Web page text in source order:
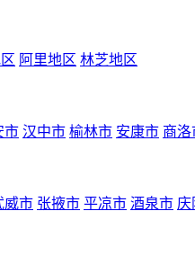
阿里地区 林芝地区
市 汉中市 榆林市 安康市 商洛
威市 张掖市 平凉市 酒泉市 庆